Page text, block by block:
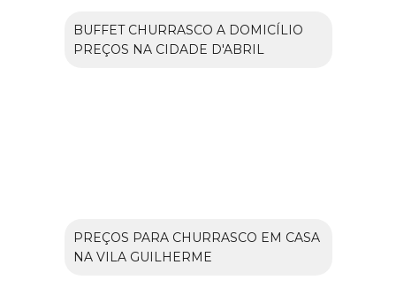
BUFFET CHURRASCO A DOMICÍLIO
PREÇOS NA CIDADE D'ABRIL
PREÇOS PARA CHURRASCO EM CASA
NA VILA GUILHERME